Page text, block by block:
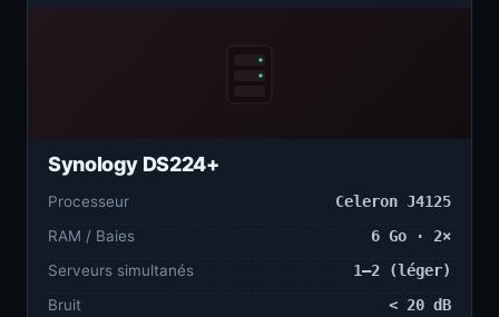
Synology DS224+
Processeur
Celeron J4125
RAM / Baies
6 Go · 2×
Serveurs simultanés
1–2 (léger)
Bruit
< 20 dB